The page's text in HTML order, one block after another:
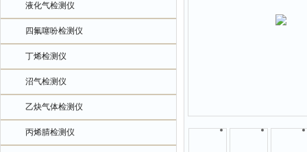
液化气检测仪
四氟噻吩检测仪
丁烯检测仪
沼气检测仪
乙炔气体检测仪
丙烯腈检测仪